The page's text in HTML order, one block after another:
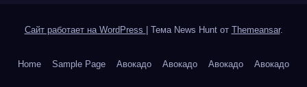
Сайт работает на WordPress Тема News Hunt от Themeansar.
Home Sample Page Авокадо Авокадо Авокадо Авокадо